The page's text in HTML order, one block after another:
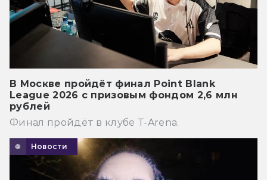
В Москве пройдёт финал Point Blank
League 2026 с призовым фондом 2,6 млн
рублей
Финал пройдёт в клубе T-Arena.
Новости